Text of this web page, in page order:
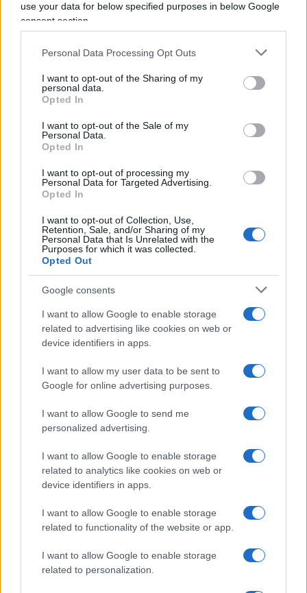
use your data for below specified purposes in below Google
consent section.
Personal Data Processing Opt Outs
I want to opt-out of the Sharing of my
personal data.
Opted In
I want to opt-out of the Sale of my
Personal Data.
Opted In
I want to opt-out of processing my
Personal Data for Targeted Advertising.
Opted In
I want to opt-out of Collection, Use,
Retention, Sale, and/or Sharing of my
Personal Data that Is Unrelated with the
Purposes for which it was collected.
Opted Out
Google consents
I want to allow Google to enable storage
related to advertising like cookies on web or
device identifiers in apps.
I want to allow my user data to be sent to
Google for online advertising purposes.
I want to allow Google to send me
personalized advertising.
I want to allow Google to enable storage
related to analytics like cookies on web or
device identifiers in apps.
I want to allow Google to enable storage
related to functionality of the website or app.
I want to allow Google to enable storage
related to personalization.
come in questo momento sta dando il “meglio” di sé.
La satira è libertà di espressione o almeno lo è fino a
quando non supera l’indecenza, fino a quando non
Pushkin lo accompagna da sempre: “Dove non arriva
la spada della legge, là giunge la frusta della satira”.
“I lavori sulle ferrovie a
Firenze? Così abbiamo
spiegato che erano necessari”
Giuseppe Inchingolo, Chief Corporate Affairs,
Communication & Sustainability Officer del
Nicolaporro.it: "La comunicazione digitale ha
disintermediato il flusso informativo"
7 Agosto 2026, 20:00
“La comunicazione digitale ha disintermediato il
flusso informativo”. E questo ha cambiato davvero
, Chief Corporate